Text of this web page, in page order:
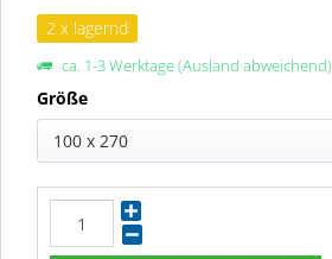
2 x lagernd
ca. 1-3 Werktage (Ausland abweichend)
Größe
100 x 270